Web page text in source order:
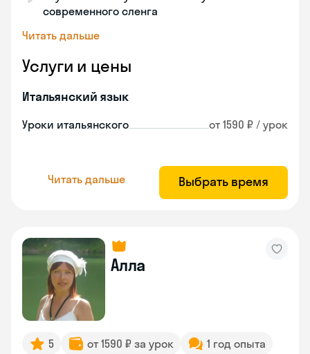
современного сленга
Читать дальше
Услуги и цены
Итальянский язык
Уроки итальянского от 1590 ₽ / урок
Читать дальше Выбрать время
Алла
5 от 1590 ₽ за урок
1 год опыта